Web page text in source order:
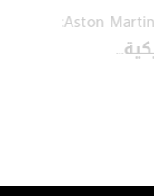
Aston Martin Heritage Collection: